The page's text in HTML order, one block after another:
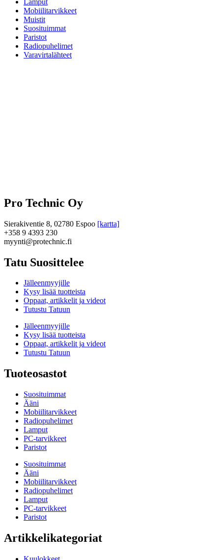
Mobiilitarvikkeet
Muistit
Suosituimmat
Paristot
Radiopuhelimet
Varavirtalähteet
Pro Technic Oy
Sierakiventie 8, 02780 Espoo [kartta]
+358 9 4393 230
myynti@protechnic.fi
Tatu Suosittelee
Jälleenmyyjille
Kysy lisää tuotteista
Oppaat, artikkelit ja videot
Tutustu Tatuun
Jälleenmyyjille
Kysy lisää tuotteista
Oppaat, artikkelit ja videot
Tutustu Tatuun
Tuoteosastot
Suosituimmat
Ääni
Mobiilitarvikkeet
Radiopuhelimet
Lamput
PC-tarvikkeet
Paristot
Suosituimmat
Ääni
Mobiilitarvikkeet
Radiopuhelimet
Lamput
PC-tarvikkeet
Paristot
Artikkelikategoriat